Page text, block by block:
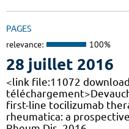
PAGES
relevance: 100%
28 juillet 2016
<link file:11072
first-line tocilizumab
rheumatica: a